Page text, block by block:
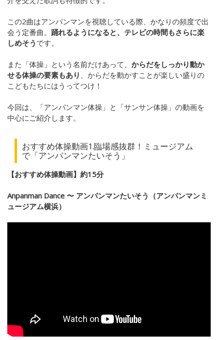
この2曲はアンパンマンを視聴している際、かなりの頻度で出
会う定番曲。 踊れるようになると、テレビの時間もさらに楽
しめそう です。
また「体操」という名前だけあって、 からだをしっかり動か
せる体操の要素もあり 、からだを動かすことが楽しい盛りの
こどもたちにはうってつけ！
今回は、「アンパンマン体操」と「サンサン体操」の動画を
中心にご紹介します。
おすすめ体操動画1.臨場感抜群！ミュージアム
で「アンパンマンたいそう」
【おすすめ体操動画】約15分
Anpanman Dance 〜 アンパンマンたいそう（アンパンマンミ
ュージアム横浜）